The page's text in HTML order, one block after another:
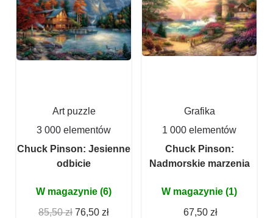
Art puzzle
3 000 elementów
Chuck Pinson: Jesienne
odbicie
W magazynie (6)
85,50 zł 76,50 zł
Grafika
1 000 elementów
Chuck Pinson:
Nadmorskie marzenia
W magazynie (1)
67,50 zł